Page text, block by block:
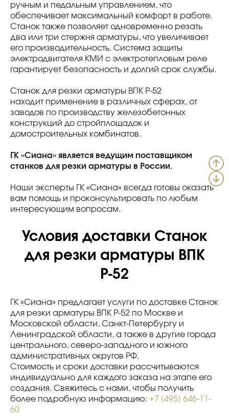
ручным и педальным управлением, что
обеспечивает максимальный комфорт в работе.
Станок также позволяет одновременно резать
два или три стержня арматуры, что увеличивает
его производительность. Система защиты
электродвигателя КМИ с электротепловым реле
гарантирует безопасность и долгий срок службы.
Станок для резки арматуры ВПК Р-52
находит применение в различных сферах, от
заводов по производству железобетонных
конструкций до стройплощадок и
домостроительных комбинатов.
ГК «Сиана» является ведущим поставщиком
станков для резки арматуры в России.
Наши эксперты ГК «Сиана» всегда готовы оказать
вам помощь и проконсультировать по любым
интересующим вопросам.
Условия доставки Станок
для резки арматуры ВПК
Р-52
ГК «Сиана» предлагает услуги по доставке Станок
для резки арматуры ВПК Р-52 по Москве и
Московской области, Санкт-Петербургу и
Ленинградской области, а также в другие города
центрального, северо-западного и южного
административных округов РФ.
Стоимость и сроки доставки рассчитываются
индивидуально для каждого заказа на этапе его
создания. Свяжитесь с нами, чтобы получить
более подробную информацию: +7 (495) 646-11-
60